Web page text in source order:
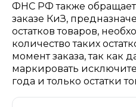
ФНС РФ также
заказе КиЗ,
остатков товаров,
количество таких
момент заказа, так
маркировать
года и только остатки